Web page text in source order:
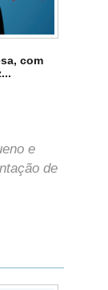
com
e
de